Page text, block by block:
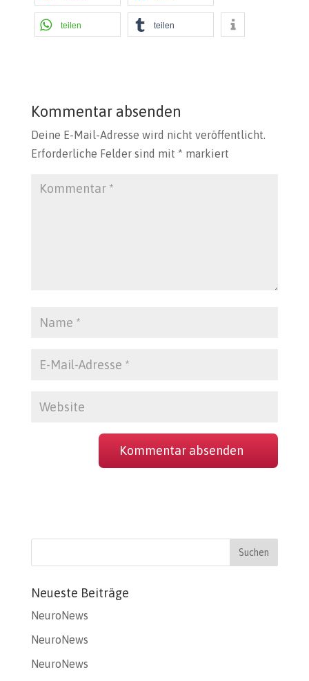
teilen teilen
Kommentar absenden
Deine E-Mail-Adresse wird nicht veröffentlicht.
Erforderliche Felder sind mit * markiert
Neueste Beiträge
NeuroNews
NeuroNews
NeuroNews